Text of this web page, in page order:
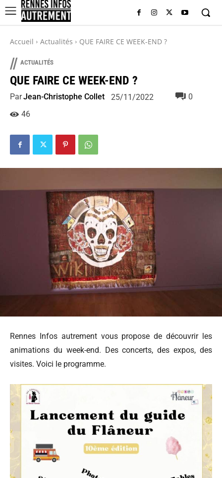
Accueil Actualités QUE FAIRE CE WEEK-END ?
// ACTUALITÉS
QUE FAIRE CE WEEK-END ?
ParJean-Christophe Collet 25/11/2022
0
46
Rennes Infos autrement vous propose de découvrir les
animations du week-end. Des concerts, des expos, des
visites. Voici le programme.